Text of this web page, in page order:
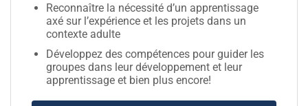
Reconnaître la nécessité d’un apprentissage
axé sur l’expérience et les projets dans un
contexte adulte
Développez des compétences pour guider les
groupes dans leur développement et leur
apprentissage et bien plus encore!